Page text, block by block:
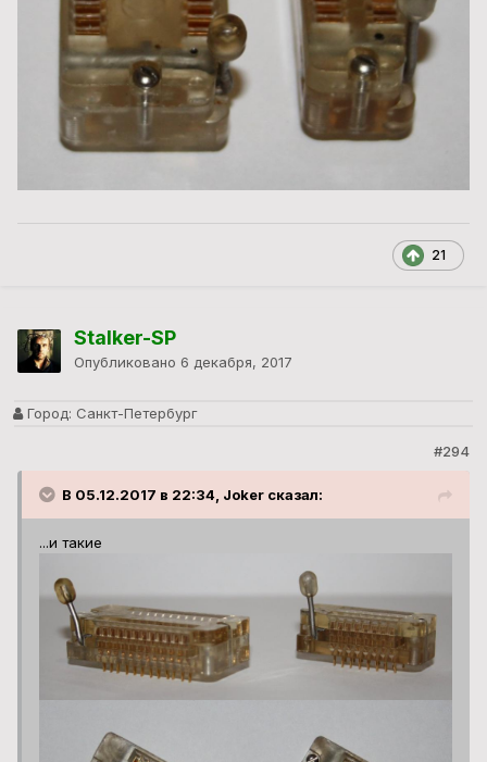
21
Stalker-SP
Опубликовано 6 декабря, 2017
Город: Санкт-Петербург
#294
В 05.12.2017 в 22:34, Joker сказал:
...и такие